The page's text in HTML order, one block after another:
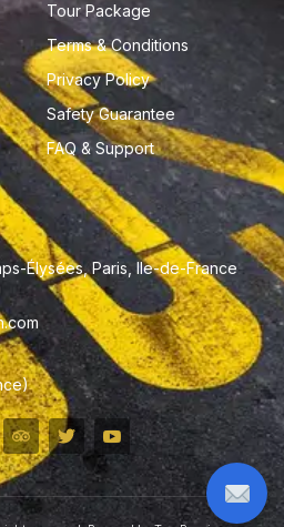
Tour Package
Terms & Conditions
Privacy Policy
Safety Guarantee
FAQ & Support
Élysées, Paris, Ile-de-France